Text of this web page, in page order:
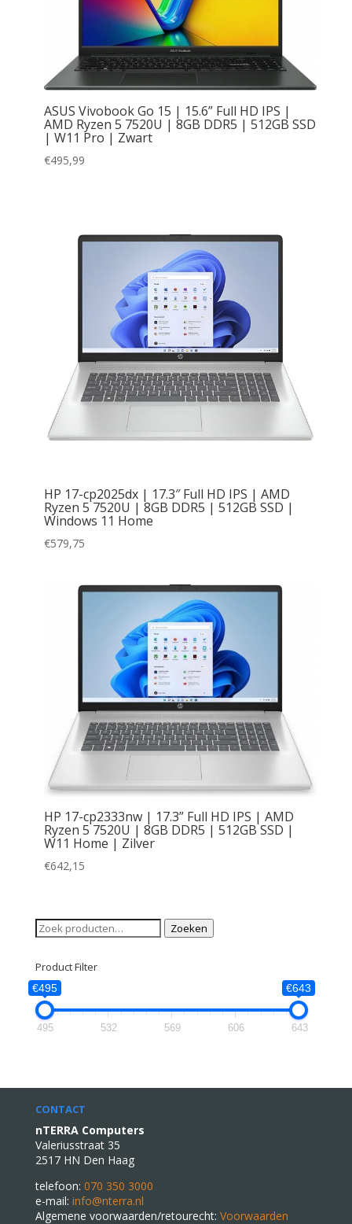
ASUS Vivobook Go 15 | 15.6” Full HD IPS |
AMD Ryzen 5 7520U | 8GB DDR5 | 512GB SSD
| W11 Pro | Zwart
€495,99
HP 17-cp2025dx | 17.3″ Full HD IPS | AMD
Ryzen 5 7520U | 8GB DDR5 | 512GB SSD |
Windows 11 Home
€579,75
HP 17-cp2333nw | 17.3” Full HD IPS | AMD
Ryzen 5 7520U | 8GB DDR5 | 512GB SSD |
W11 Home | Zilver
€642,15
Zoeken
naar:
Zoeken
Product Filter
€495 €643
495 532 569 606 643
CONTACT
nTERRA Computers
Valeriusstraat 35
2517 HN Den Haag
telefoon: 070 350 3000
e-mail: info@nterra.nl
Algemene voorwaarden/retourecht: Voorwaarden